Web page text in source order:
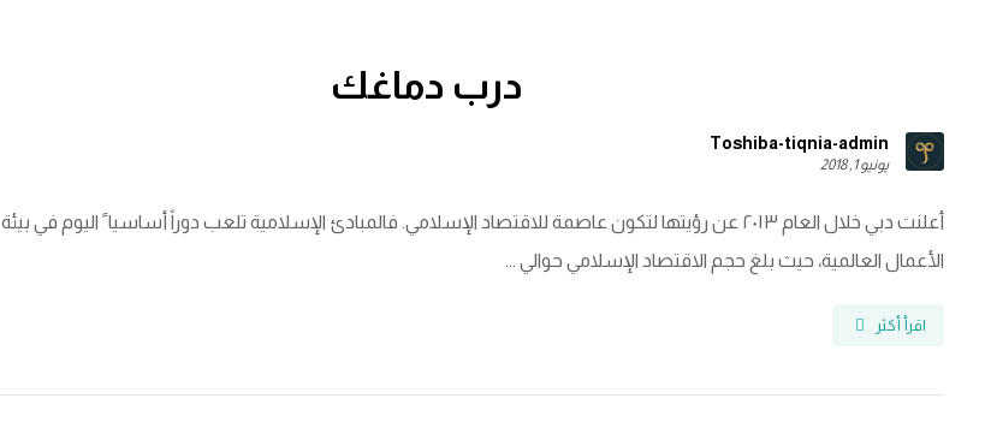
درب دماغك
Toshiba-tiqnia-admin
يونيو 1, 2018
أعلنت دبي خلال العام ٢٠١٣ عن رؤيتها لتكون عاصمة للاقتصاد الإسلامي. فالمبادئ الإسلامية تلعب دوراً أساسيا ً اليوم في بيئة
الأعمال العالمية، حيث بلغ حجم الاقتصاد الإسلامي حوالي ...
اقرأ أكثر